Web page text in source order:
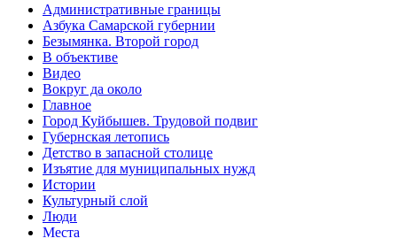
Административные границы
Азбука Самарской губернии
Безымянка. Второй город
В объективе
Видео
Вокруг да около
Главное
Город Куйбышев. Трудовой подвиг
Губернская летопись
Детство в запасной столице
Изъятие для муниципальных нужд
Истории
Культурный слой
Люди
Места